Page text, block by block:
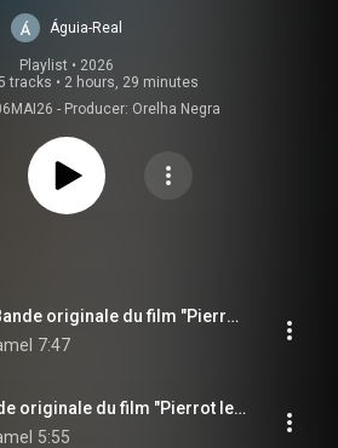
Águia-Real
Playlist • 2026
tracks • 2 hours, 29 minutes
- Producer: Orelha Negra
Ferdinand (Bande originale du film "Pierrot le fou")
7:47
Pierrot (Bande originale du film "Pierrot le fou")
5:55